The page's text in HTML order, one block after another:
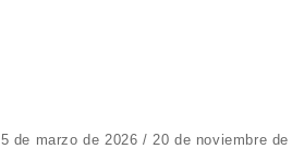
5 de marzo de 2026 / 20 de noviembre de